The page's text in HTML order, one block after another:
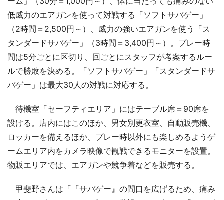
低威力のエアガンを使って対戦する「ソフトサバゲー」
（2時間＝2,500円～）、威力の強いエアガンを使う「ス
タンダードサバゲー」（3時間＝3,400円～）。プレー時
間は5分ごとに区切り、回ごとにスタッフが考案するルー
ルで勝敗を決める。「ソフトサバゲー」「スタンダードサ
バゲー」は最大30人の対戦に対応する。
待機室「セーフティエリア」にはテーブル席＝90席を
設ける。店内にはこのほか、男女別更衣室、自動販売機、
ロッカーを備えるほか、プレー時以外にも楽しめるようゲ
ームエリア内をカメラ映像で観戦できるモニターを設置。
物販エリアでは、エアガンや競争着などを販売する。
甲斐野さんは「『サバゲー』の間口を広げるため、痛み